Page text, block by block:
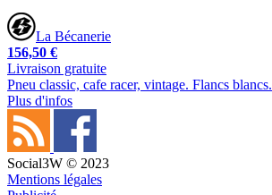
La Bécanerie
156,50 €
Livraison gratuite
Pneu classic, cafe racer, vintage. Flancs blancs.
Plus d'infos
Social3W © 2023
Mentions légales